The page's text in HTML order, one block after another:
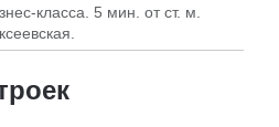
класса. 5 мин. от ст. м.